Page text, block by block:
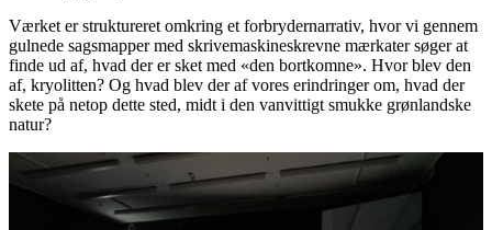
Værket er struktureret omkring et forbrydernarrativ, hvor vi gennem
gulnede sagsmapper med skrivemaskineskrevne mærkater søger at
finde ud af, hvad der er sket med «den bortkomne». Hvor blev den
af, kryolitten? Og hvad blev der af vores erindringer om, hvad der
skete på netop dette sted, midt i den vanvittigt smukke grønlandske
natur?